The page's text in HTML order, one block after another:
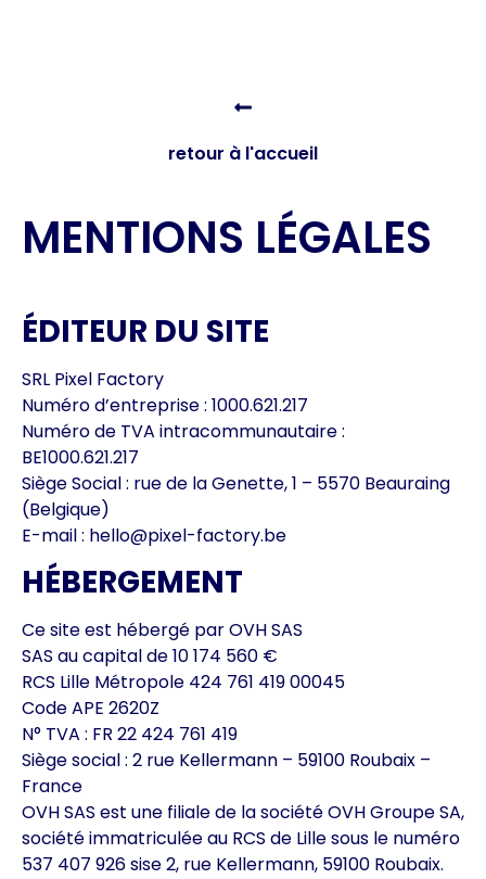
retour à l'accueil
MENTIONS LÉGALES
ÉDITEUR DU SITE
SRL Pixel Factory
Numéro d’entreprise : 1000.621.217
Numéro de TVA intracommunautaire :
BE1000.621.217
Siège Social : rue de la Genette, 1 – 5570 Beauraing
(Belgique)
E-mail : hello@pixel-factory.be
HÉBERGEMENT
Ce site est hébergé par OVH SAS
SAS au capital de 10 174 560 €
RCS Lille Métropole 424 761 419 00045
Code APE 2620Z
N° TVA : FR 22 424 761 419
Siège social : 2 rue Kellermann – 59100 Roubaix –
France
OVH SAS est une filiale de la société OVH Groupe SA,
société immatriculée au RCS de Lille sous le numéro
537 407 926 sise 2, rue Kellermann, 59100 Roubaix.